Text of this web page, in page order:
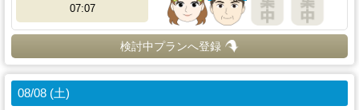
07:07
検討中プランへ登録
08/08 (土)